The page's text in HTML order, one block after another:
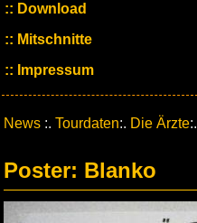
Download
Mitschnitte
Impressum
News :. Tourdaten:. Die Ärzte:.
Poster: Blanko